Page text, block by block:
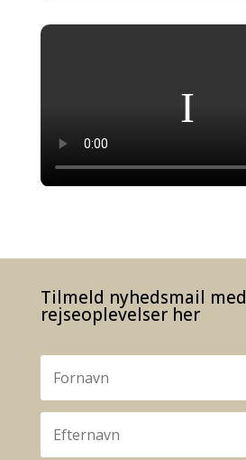
Tilmeld nyhedsmail med
rejseoplevelser her